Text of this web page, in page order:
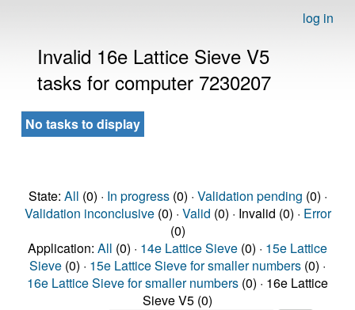
log in
Invalid 16e Lattice Sieve V5
tasks for computer 7230207
No tasks to display
State: All (0) · In progress(0) · Validation pending (0) ·
Validation inconclusive(0) · Valid (0) · Invalid (0) · Error
(0)
Application: All (0) · 14e Lattice Sieve (0) · 15e Lattice
Sieve (0) · 15e Lattice Sieve for smaller numbers (0) ·
16e Lattice Sieve for smaller numbers (0) · 16e Lattice
Sieve V5 (0)